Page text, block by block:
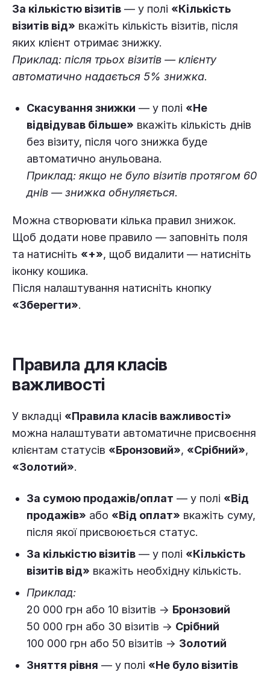
За кількістю візитів — у полі «Кількість
візитів від» вкажіть кількість візитів, після
яких клієнт отримає знижку.
Приклад: після трьох візитів — клієнту
автоматично надається 5% знижка.
Скасування знижки — у полі «Не
відвідував більше» вкажіть кількість днів
без візиту, після чого знижка буде
автоматично анульована.
Приклад: якщо не було візитів протягом 60
днів — знижка обнуляється.
Можна створювати кілька правил знижок.
Щоб додати нове правило — заповніть поля
та натисніть «+», щоб видалити — натисніть
іконку кошика.
Після налаштування натисніть кнопку
«Зберегти».
Правила для класів
важливості
У вкладці «Правила класів важливості»
можна налаштувати автоматичне присвоєння
клієнтам статусів «Бронзовий», «Срібний»,
«Золотий».
За сумою продажів/оплат — у полі «Від
продажів» або «Від оплат» вкажіть суму,
після якої присвоюється статус.
За кількістю візитів — у полі «Кількість
візитів від» вкажіть необхідну кількість.
Приклад:
20 000 грн або 10 візитів → Бронзовий
50 000 грн або 30 візитів → Срібний
100 000 грн або 50 візитів → Золотий
Зняття рівня — у полі «Не було візитів